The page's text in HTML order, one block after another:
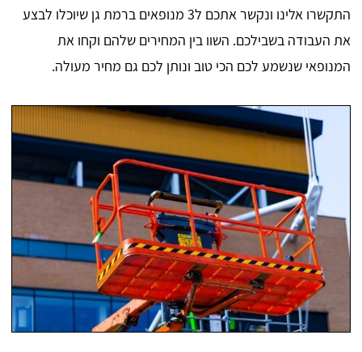
התקשרו אלינו ונקשר אתכם ל3 מנופאים ברמת גן שיוכלו לבצע
את העבודה בשבילכם. השוו בין המחירים שלהם וקחו את
המנופאי שנשמע לכם הכי טוב ונותן לכם גם מחיר מעולה.